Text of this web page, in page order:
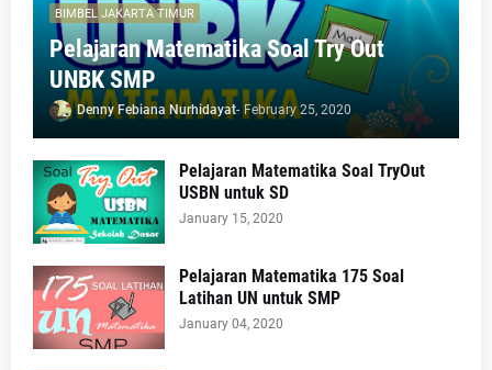
BIMBEL JAKARTA TIMUR
Pelajaran Matematika Soal Try Out
UNBK SMP
Denny Febiana Nurhidayat- February 25, 2020
Pelajaran Matematika Soal TryOut
USBN untuk SD
January 15, 2020
Pelajaran Matematika 175 Soal
Latihan UN untuk SMP
January 04, 2020